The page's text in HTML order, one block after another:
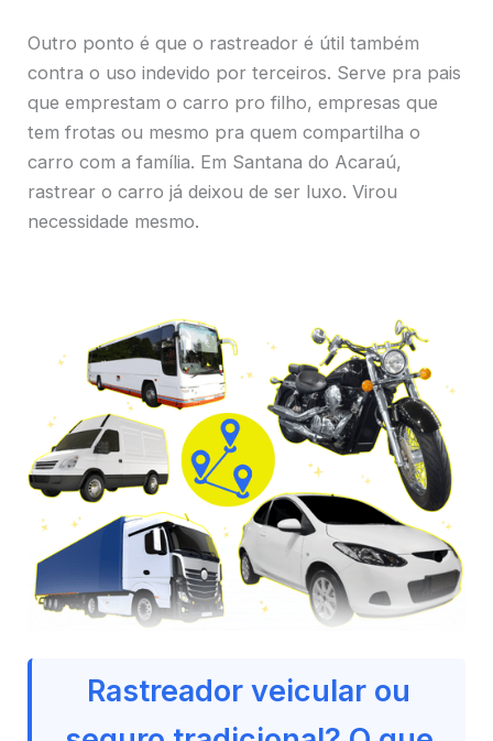
Outro ponto é que o rastreador é útil também
contra o uso indevido por terceiros. Serve pra pais
que emprestam o carro pro filho, empresas que
tem frotas ou mesmo pra quem compartilha o
carro com a família. Em Santana do Acaraú,
rastrear o carro já deixou de ser luxo. Virou
necessidade mesmo.
Rastreador veicular ou